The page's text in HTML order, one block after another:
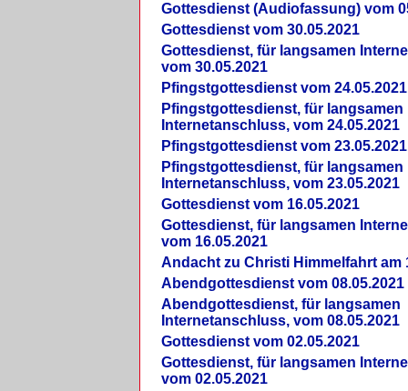
Gottesdienst (Audiofassung) vom
Gottesdienst vom 30.05.2021
Gottesdienst, für langsamen
vom 30.05.2021
Pfingstgottesdienst vom 24.05.2021
Pfingstgottesdienst, für langsamen
Internetanschluss, vom 24.05.2021
Pfingstgottesdienst vom 23.05.2021
Pfingstgottesdienst, für langsamen
Internetanschluss, vom 23.05.2021
Gottesdienst vom 16.05.2021
Gottesdienst, für langsamen
vom 16.05.2021
Andacht zu Christi Himmelfahrt am
Abendgottesdienst vom 08.05.2021
Abendgottesdienst, für langsamen
Internetanschluss, vom 08.05.2021
Gottesdienst vom 02.05.2021
Gottesdienst, für langsamen
vom 02.05.2021